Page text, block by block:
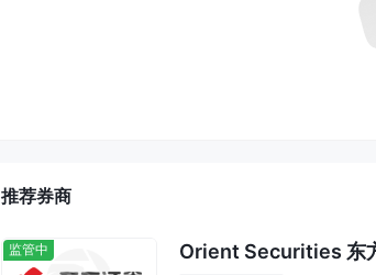
推荐券商
监管中 Orient Securities 东